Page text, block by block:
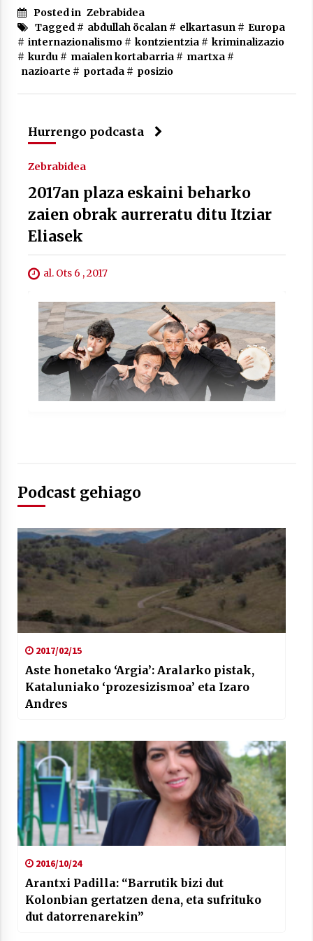
Berria egunkarian elkarrizketa
2021/07/01
Posted in Zebrabidea
Tagged # abdullah öcalan# elkartasun# Europa
# internazionalismo# kontzientzia# kriminalizazio
# kurdu# maialen kortabarria# martxa#
nazioarte # portada# posizio
Hurrengo podcasta
Zebrabidea
2017an plaza eskaini beharko
zaien obrak aurreratu ditu Itziar
Eliasek
al. Ots 6 , 2017
Podcast gehiago
2017/02/15
Aste honetako ‘Argia’: Aralarko pistak,
Kataluniako ‘prozesizismoa’ eta Izaro
Andres
2016/10/24
Arantxi Padilla: “Barrutik bizi dut
Kolonbian gertatzen dena, eta sufrituko
dut datorrenarekin”